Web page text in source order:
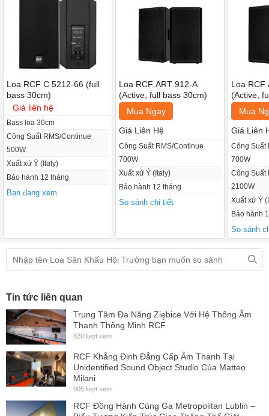
C5215-66 là một hệ thống loa hai chiều phân tán hẹp được kiểm
soát, phù hợp cho các ứng dụng phát thanh trung bình với phạm vi
đầy đủ và rất linh hoạt. Phần tần số cao là một còi phân tán hằng
định hướng được nạp bằng trình điều khiển nén neodymium 1.4
inch với bộ tụ điện màng 2.5 inch để tạo ra phân tán mượt mà và
Thiết kế còi 60° x 60° mang lại độ nhạy cao cho các ứng dụng tầm
thoại 3 inch. Bộ phân tần có thể được bỏ qua dễ dàng để bi-amp
thông qua một công tắc chuyển đổi rãnh nhỏ.
Thông số kỹ thuật
Kiểu Loa: Passive (Không có công suất)
Sử dụng cho phòng: 20m2 - 30m2
Cấu tạo: 2 Loa, 2 đường tiếng
Loa Bass: 30cm
Loa RCF C 5212-66 (full
bass 30cm)
Giá liên hệ
Bass loa 30cm
Công Suất RMS/Continue
500W
Xuất xứ Ý (Italy)
Bảo hành 12 tháng
Bạn đang xem
Loa RCF ART 912-A
(Active, full bass 30cm)
Mua Ngay
Giá Liên Hệ
Công Suất RMS/Continue
700W
Xuất xứ Ý (Italy)
Bảo hành 12 tháng
So sánh chi tiết
Loa RCF
(Active,
Mua
Giá Liên
Công Suất
700W
Công Suất
2100W
Xuất xứ Ý
Bảo hành
So sánh
Tin tức liên quan
Trung Tâm Đa Năng Ziębice Với Hệ Thống Âm
Thanh Thông Minh RCF
820 lượt xem
RCF Khẳng Định Đẳng Cấp Âm Thanh Tại
Unidentified Sound Object Studio Của Matteo
Milani
905 lượt xem
RCF Đồng Hành Cùng Ga Metropolitan Lublin –